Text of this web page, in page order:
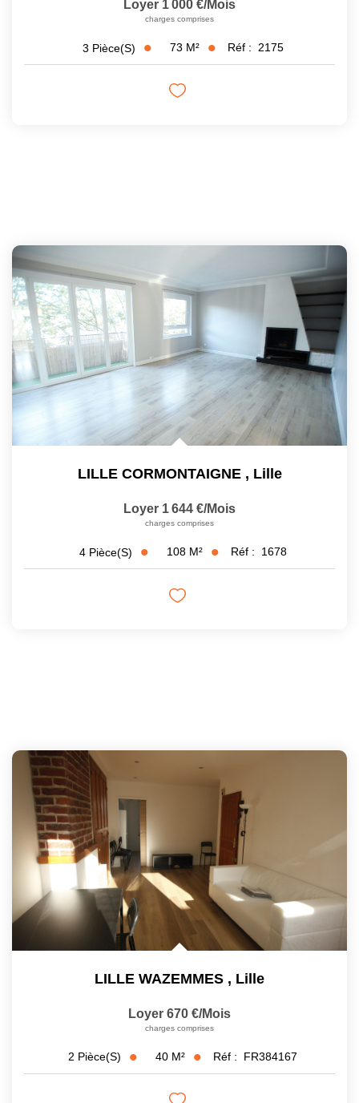
Loyer 1 000 €/mois
charges comprises
3 Pièce(s) 73 M² Réf : 2175
LILLE CORMONTAIGNE , Lille
Loyer 1 644 €/mois
charges comprises
4 Pièce(s) 108 M² Réf : 1678
LILLE WAZEMMES , Lille
Loyer 670 €/mois
charges comprises
2 Pièce(s) 40 M² Réf : FR384167